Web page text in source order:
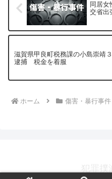
同居
交省出
滋賀県甲良町税務課の小島崇靖
逮捕 税金を着服
ホーム 傷害・暴行事件
犯罪撲